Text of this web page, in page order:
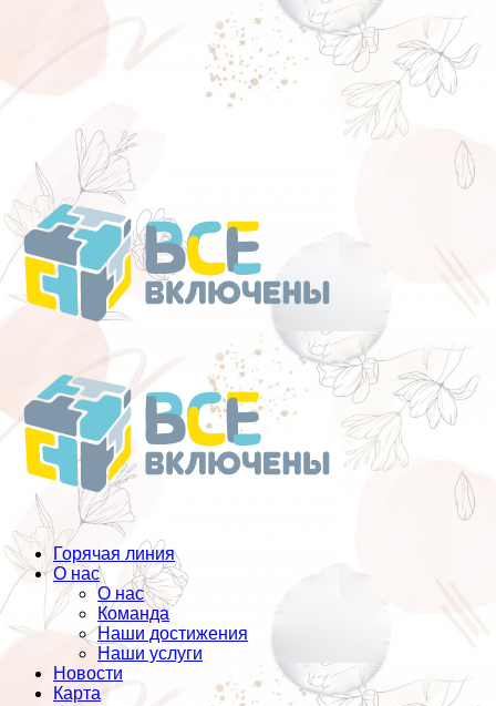
Перейти
к
содержанию
Горячая линия
О нас
О нас
Команда
Наши достижения
Наши услуги
Новости
Карта